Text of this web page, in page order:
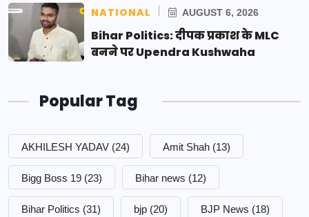
NATIONAL AUGUST 6, 2026
Bihar Politics: दीपक प्रकाश के MLC
बनने पर Upendra Kushwaha
Popular Tag
AKHILESH YADAV (24) Amit Shah (13)
Bigg Boss 19 (23) Bihar news (12)
Bihar Politics (31) bjp (20) BJP News (18)